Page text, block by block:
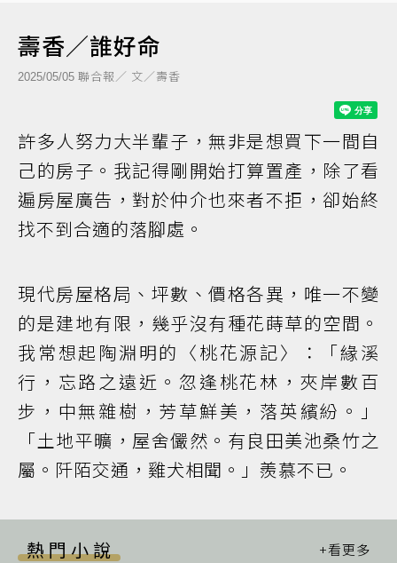
壽香／誰好命
2025/05/05 聯合報／ 文／壽香
許多人努力大半輩子，無非是想買下一間自
己的房子。我記得剛開始打算置產，除了看
遍房屋廣告，對於仲介也來者不拒，卻始終
找不到合適的落腳處。
現代房屋格局、坪數、價格各異，唯一不變
的是建地有限，幾乎沒有種花蒔草的空間。
我常想起陶淵明的〈桃花源記〉：「緣溪
行，忘路之遠近。忽逢桃花林，夾岸數百
步，中無雜樹，芳草鮮美，落英繽紛。」
「土地平曠，屋舍儼然。有良田美池桑竹之
屬。阡陌交通，雞犬相聞。」羨慕不已。
熱門小說